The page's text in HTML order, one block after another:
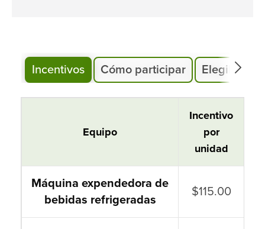
Incentivos Cómo participar Elegibilidad
Incentivos para Vending Miser
Equipo
Incentivo
por
unidad
Máquina expendedora de
bebidas refrigeradas
$115.00